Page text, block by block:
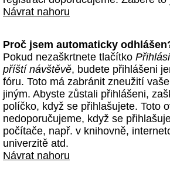
Návrat nahoru
Proč jsem automaticky
Pokud nezaškrtnete tlačítko
příští návštěvě, budete přihlášeni
fóru. Toto má zabránit zneužití
jiným. Abyste zůstali přihlášeni,
políčko, když se přihlašujete. Toto
nedoporučujeme, když se
počítače, např. v knihovně,
univerzitě atd.
Návrat nahoru